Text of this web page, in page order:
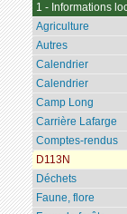
1 - Informations
Agriculture
Autres
Calendrier
Calendrier
Camp Long
Carrière Lafarge
Comptes-rendus
D113N
Déchets
Faune, flore